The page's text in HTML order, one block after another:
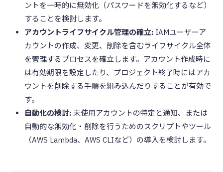
ントを一時的に無効化（パスワードを無効化するなど）
することを検討します。
アカウントライフサイクル管理の確立:IAMユーザーア
カウントの作成、変更、削除を含むライフサイクル全体
を管理するプロセスを確立します。アカウント作成時に
は有効期限を設定したり、プロジェクト終了時にはアカ
ウントを削除する手順を組み込んだりすることが有効で
す。
自動化の検討:未使用アカウントの特定と通知、または
自動的な無効化・削除を行うためのスクリプトやツール
（AWS Lambda、AWS CLIなど）の導入を検討します。